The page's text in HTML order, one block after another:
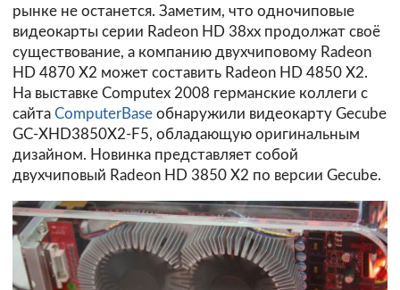
рынке не останется. Заметим, что одночиповые
видеокарты серии Radeon HD 38xx продолжат своё
существование, а компанию двухчиповому Radeon
HD 4870 X2 может составить Radeon HD 4850 X2.
На выставке Computex 2008 германские коллеги с
сайта ComputerBase обнаружили видеокарту Gecube
GC-XHD3850X2-F5, обладающую оригинальным
дизайном. Новинка представляет собой
двухчиповый Radeon HD 3850 X2 по версии Gecube.